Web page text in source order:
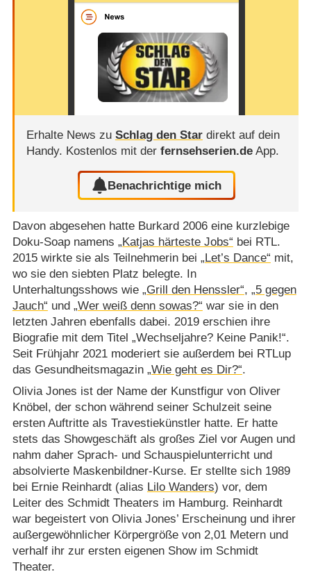
Erhalte News zu Schlag den Stardirekt auf dein
Handy. Kostenlos mit der fernsehserien.deApp.
Benachrichtige mich
Davon abgesehen hatte Burkard 2006 eine kurzlebige
Doku-Soap namens „Katjas härteste Jobs“ bei RTL.
2015 wirkte sie als Teilnehmerin bei „Let’s Dance“ mit,
wo sie den siebten Platz belegte. In
Unterhaltungsshows wie „Grill den Henssler“, „5 gegen
Jauch“ und „Wer weiß denn sowas?“ war sie in den
letzten Jahren ebenfalls dabei. 2019 erschien ihre
Biografie mit dem Titel „Wechseljahre? Keine Panik!“.
Seit Frühjahr 2021 moderiert sie außerdem bei RTLup
das Gesundheitsmagazin „Wie geht es Dir?“.
Olivia Jones ist der Name der Kunstfigur von Oliver
Knöbel, der schon während seiner Schulzeit seine
ersten Auftritte als Travestiekünstler hatte. Er hatte
stets das Showgeschäft als großes Ziel vor Augen und
nahm daher Sprach- und Schauspielunterricht und
absolvierte Maskenbildner-Kurse. Er stellte sich 1989
bei Ernie Reinhardt (alias Lilo Wanders) vor, dem
Leiter des Schmidt Theaters im Hamburg. Reinhardt
war begeistert von Olivia Jones’ Erscheinung und ihrer
außergewöhnlicher Körpergröße von 2,01 Metern und
verhalf ihr zur ersten eigenen Show im Schmidt
Theater.